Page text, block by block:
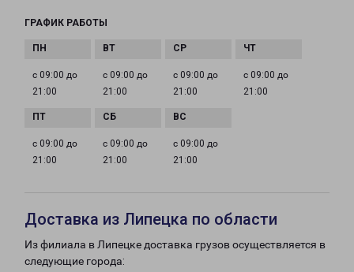
ГРАФИК РАБОТЫ
с 09:00 до
21:00
с 09:00 до
21:00
с 09:00 до
21:00
с 09:00 до
21:00
с 09:00 до
21:00
с 09:00 до
21:00
с 09:00 до
21:00
Доставка из Липецка по области
Из филиала в Липецке доставка грузов осуществляется в
следующие города: